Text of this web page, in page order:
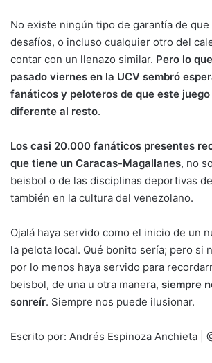
No existe ningún tipo de garantía de
desafíos, o incluso cualquier otro del
contar con un llenazo similar. Pero lo
pasado viernes en la UCV sembró
fanáticos y peloteros de que este
diferente al resto.
Los casi 20.000 fanáticos presentes
que tiene un Caracas-Magallanes, no
beisbol o de las disciplinas deportivas
también en la cultura del venezolano.
Ojalá haya servido como el inicio de un
la pelota local. Qué bonito sería; pero si
por lo menos haya servido para
beisbol, de una u otra manera, siempre
sonreír. Siempre nos puede ilusionar.
Escrito por: Andrés Espinoza Anchieta |